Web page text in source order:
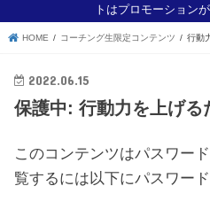
トはプロモーション
HOME コーチング生限定コンテンツ 行動
2022.06.15
保護中: 行動力を上げる
このコンテンツはパスワー
覧するには以下にパスワー